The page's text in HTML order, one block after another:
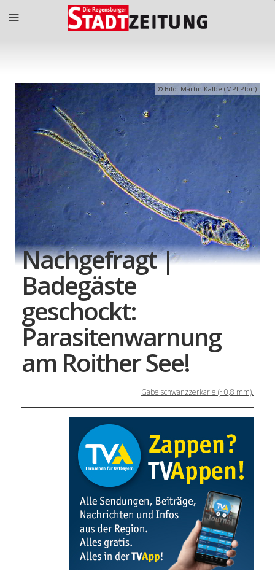
Bild: Martin Kalbe (MPI Plön)
Nachgefragt |
Badegäste
geschockt:
Parasitenwarnung
am Roither See!
Gabelschwanzzerkarie (~0,8 mm).